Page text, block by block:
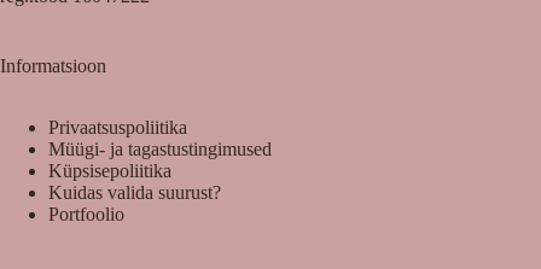
Informatsioon
Privaatsuspoliitika
Müügi- ja tagastustingimused
Küpsisepoliitika
Kuidas valida suurust?
Portfoolio